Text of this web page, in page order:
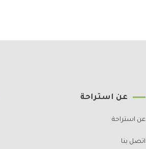
عن استراحة
عن استراحة
اتصل بنا